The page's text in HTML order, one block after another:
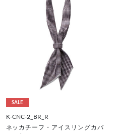
SALE
K-CNC-2_BR_R
ネッカチーフ・アイスリングカバ